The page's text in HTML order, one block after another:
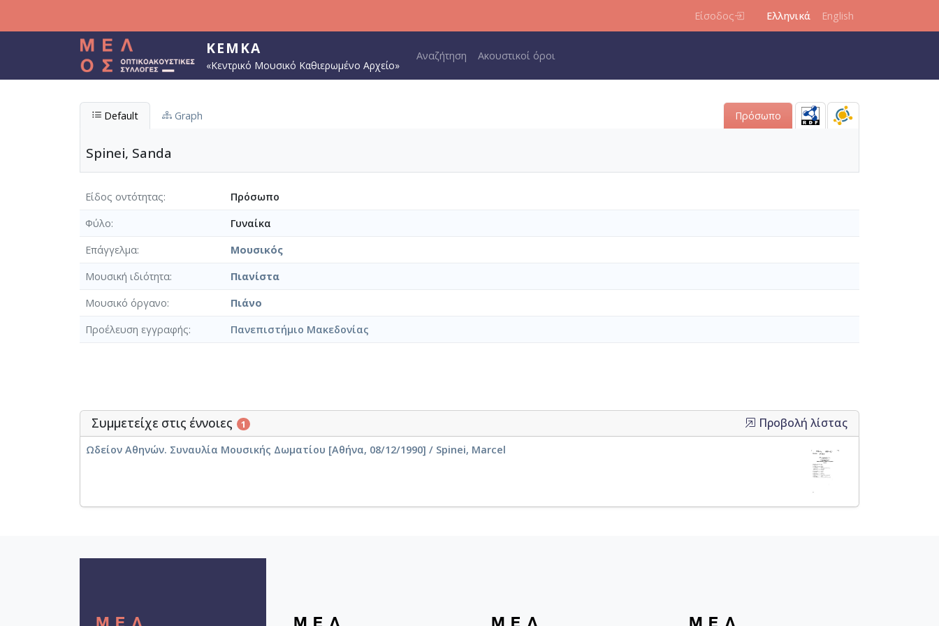
Είσοδος Ελληνικά English
ΚΕΜΚΑ
«Κεντρικό Μουσικό Καθιερωμένο Αρχείο»
Main navigation
Αναζήτηση Ακουστικοί όροι
Default Graph Πρόσωπο
Spinei, Sanda
Είδος οντότητας
Πρόσωπο
Φύλο
Γυναίκα
Επάγγελμα
Μουσικός
Μουσική ιδιότητα
Πιανίστα
Μουσικό όργανο
Πιάνο
Προέλευση εγγραφής
Πανεπιστήμιο Μακεδονίας
Συμμετείχε στις έννοιες 1 Προβολή λίστας
Ωδείον Αθηνών. Συναυλία Μουσικής Δωματίου [Αθήνα, 08/12/1990] / Spinei, Marcel